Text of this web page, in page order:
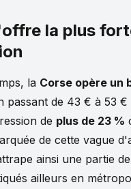
la plus
la Corse opère un
passant de 43 € à 53 €
de plus de 23 %
de cette vague
ainsi une partie
ailleurs en